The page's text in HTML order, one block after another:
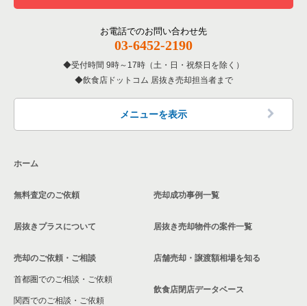
千葉県の鉄板焼き・お好み焼の居抜き売却物件の案件一覧
千葉県のアジア料理の居抜き売却物件の案件一覧
千葉県のカフェの居抜き売却物件の案件一覧
千葉県のお弁当・惣菜・デリの居抜き売却物件の案件一覧
千葉県のカラオケ・パブ・スナックの居抜き売却物件の案件一
千葉県の和食の居抜き売却物件の案件一覧
千葉市中央区のテイクアウトの居抜き売却物件の案件一覧
千葉市中央区のお弁当・惣菜・デリの居抜き売却物件の案件一
千葉市中央区のカラオケ・パブ・スナックの居抜き売却物件の
千葉市中央区のバーの居抜き売却物件の案件一覧
千葉市中央区の居酒屋・ダイニングバーの居抜き売却物件の案
千葉市中央区の洋食の居抜き売却物件の案件一覧
千葉市中央区のその他の居抜き売却物件の案件一覧
千葉中央駅のカラオケ・パブ・スナックの居抜き売却物件の案
千葉中央駅の居酒屋・ダイニングバーの居抜き売却物件の案件
千葉中央駅の和食の居抜き売却物件の案件一覧
千葉中央駅の洋食の居抜き売却物件の案件一覧
千葉中央駅のその他の居抜き売却物件の案件一覧
葭川公園駅のバーの居抜き売却物件の案件一覧
葭川公園駅の居酒屋・ダイニングバーの居抜き売却物件の案件
葭川公園駅のその他の居抜き売却物件の案件一覧
お電話でのお問い合わせ先
03-6452-2190
受付時間 9時～17時（土・日・祝祭日を除く）
飲食店ドットコム 居抜き売却担当者まで
メニューを表示
ホーム
無料査定のご依頼
居抜きプラスについて
売却のご依頼・ご相談
首都圏でのご相談・ご依頼
関西でのご相談・ご依頼
売却成功事例一覧
居抜き売却物件の案件一覧
店舗売却・譲渡額相場を知る
飲食店閉店データベース